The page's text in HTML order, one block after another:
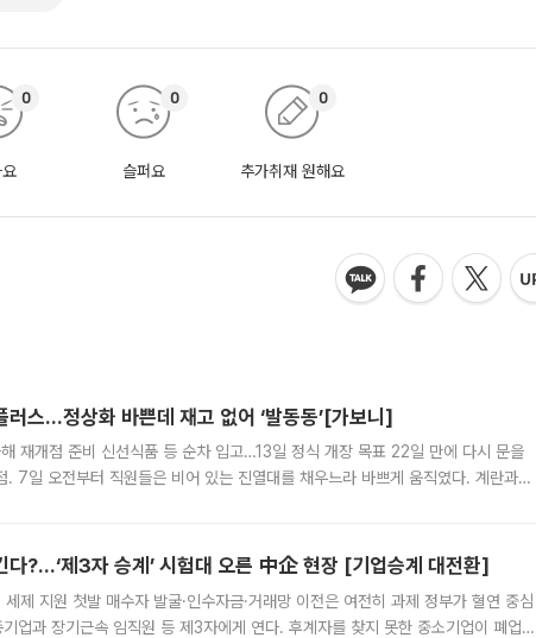
0
슬퍼요
0
추가취재 원해요
0
스…정상화 바쁜데 재고 없어 ‘발동동’[가보니]
재개점 준비 신선식품 등 순차 입고…13일 정식 개장 목표 22일 만에 다시 문을
. 7일 오전부터 직원들은 비어 있는 진열대를 채우느라 바쁘게 움직였다. 계란과
다?…‘제3자 승계’ 시험대 오른 中企 현장 [기업승계 대전환]
제 지원 첫발 매수자 발굴·인수자금·거래망 이전은 여전히 과제 정부가 혈연 중심
업과 장기근속 임직원 등 제3자에게 연다. 후계자를 찾지 못한 중소기업이 폐업